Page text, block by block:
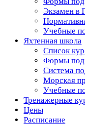
Экзамен
Учебные
Яхтенная школа
Список
Формы
Cистема
Морская
Учебные
Тренажерные
Цены
Расписание